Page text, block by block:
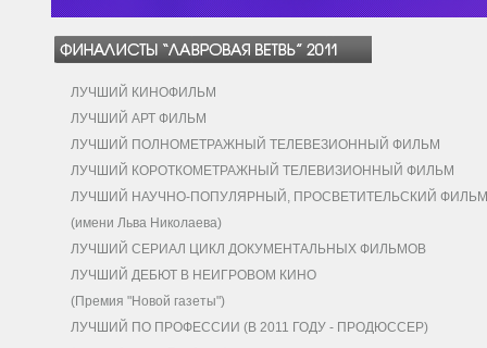
ЛУЧШИЙ КИНОФИЛЬМ
ЛУЧШИЙ АРТ ФИЛЬМ
ЛУЧШИЙ ПОЛНОМЕТРАЖНЫЙ ТЕЛЕВЕЗИОННЫЙ ФИЛЬМ
ЛУЧШИЙ КОРОТКОМЕТРАЖНЫЙ ТЕЛЕВИЗИОННЫЙ ФИЛЬМ
ЛУЧШИЙ НАУЧНО-ПОПУЛЯРНЫЙ, ПРОСВЕТИТЕЛЬСКИЙ ФИЛЬМ
(имени Льва Николаева)
ЛУЧШИЙ СЕРИАЛ ЦИКЛ ДОКУМЕНТАЛЬНЫХ ФИЛЬМОВ
ЛУЧШИЙ ДЕБЮТ В НЕИГРОВОМ КИНО
(Премия "Новой газеты")
ЛУЧШИЙ ПО ПРОФЕССИИ (В 2011 ГОДУ - ПРОДЮССЕР)